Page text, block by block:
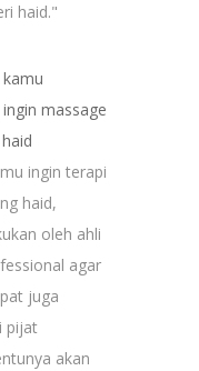
haid."
massage
ingin terapi
haid,
oleh ahli
agar
juga
pijat
akan